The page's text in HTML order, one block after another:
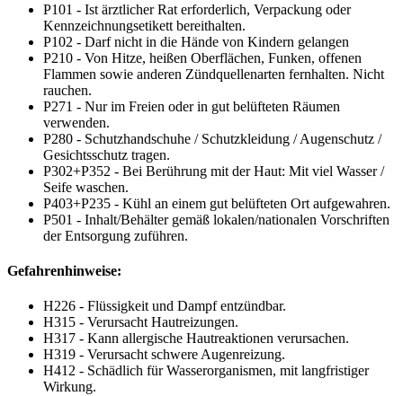
P101 - Ist ärztlicher Rat erforderlich, Verpackung oder
Kennzeichnungsetikett bereithalten.
P102 - Darf nicht in die Hände von Kindern gelangen
P210 - Von Hitze, heißen Oberflächen, Funken, offenen
Flammen sowie anderen Zündquellenarten fernhalten. Nicht
rauchen.
P271 - Nur im Freien oder in gut belüfteten Räumen
verwenden.
P280 - Schutzhandschuhe / Schutzkleidung / Augenschutz /
Gesichtsschutz tragen.
P302+P352 - Bei Berührung mit der Haut: Mit viel Wasser /
Seife waschen.
P403+P235 - Kühl an einem gut belüfteten Ort aufgewahren.
P501 - Inhalt/Behälter gemäß lokalen/nationalen Vorschriften
der Entsorgung zuführen.
Gefahrenhinweise:
H226 - Flüssigkeit und Dampf entzündbar.
H315 - Verursacht Hautreizungen.
H317 - Kann allergische Hautreaktionen verursachen.
H319 - Verursacht schwere Augenreizung.
H412 - Schädlich für Wasserorganismen, mit langfristiger
Wirkung.